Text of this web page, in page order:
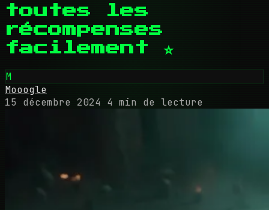
toutes les
récompenses
facilement ⭐
M
Mooogle
15 décembre 2024 4 min de lecture